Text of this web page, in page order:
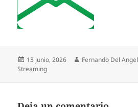
Publicado
el
13 junio, 2026 Autor
Fernando Del Angel
Streaming